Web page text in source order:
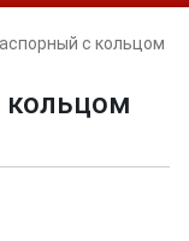
с кольцом
кольцом